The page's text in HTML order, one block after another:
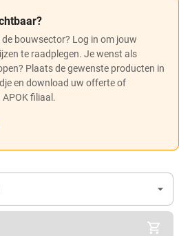
bouwsector? Log in om jouw
te raadplegen. Je wenst als
Plaats de gewenste producten in
en download uw offerte of
filiaal.
(Optioneel)